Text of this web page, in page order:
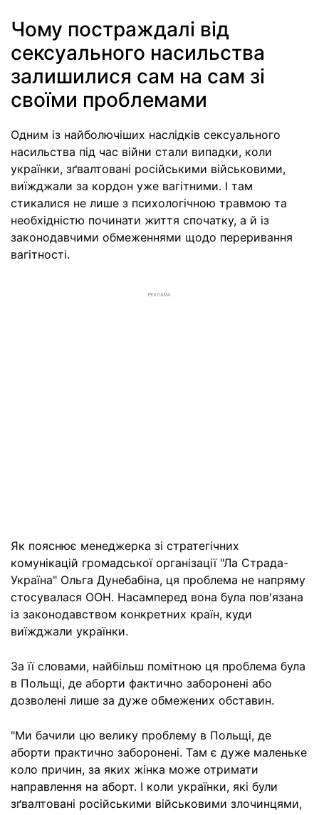
Чому постраждалі від
сексуального насильства
залишилися сам на сам зі
своїми проблемами
Одним із найболючіших наслідків сексуального
насильства під час війни стали випадки, коли
українки, зґвалтовані російськими військовими,
виїжджали за кордон уже вагітними. І там
стикалися не лише з психологічною травмою та
необхідністю починати життя спочатку, а й із
законодавчими обмеженнями щодо переривання
вагітності.
РЕКЛАМА
Як пояснює менеджерка зі стратегічних
комунікацій громадської організації "Ла Страда-
Україна" Ольга Дунебабіна, ця проблема не напряму
стосувалася ООН. Насамперед вона була пов'язана
із законодавством конкретних країн, куди
виїжджали українки.
За її словами, найбільш помітною ця проблема була
в Польщі, де аборти фактично заборонені або
дозволені лише за дуже обмежених обставин.
"Ми бачили цю велику проблему в Польщі, де
аборти практично заборонені. Там є дуже маленьке
коло причин, за яких жінка може отримати
направлення на аборт. І коли українки, які були
зґвалтовані російськими військовими злочинцями,